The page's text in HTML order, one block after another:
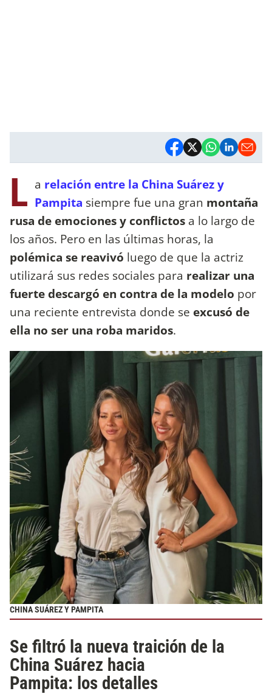
L a relación entre la China Suárez y
Pampita siempre fue una gran montaña
rusa de emociones y conflictos a lo largo de
los años. Pero en las últimas horas, la
polémica se reavivó luego de que la actriz
utilizará sus redes sociales para realizar una
fuerte descargó en contra de la modelo por
una reciente entrevista donde se excusó de
ella no ser una roba maridos.
CHINA SUÁREZ Y PAMPITA
Se filtró la nueva traición de la
China Suárez hacia
Pampita: los detalles